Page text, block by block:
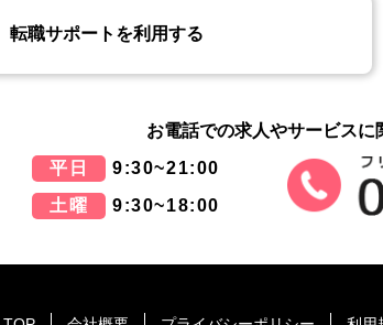
転職サポートを利用する
お電話での求人やサービスに
平日
9:30~21:00
土曜
9:30~18:00